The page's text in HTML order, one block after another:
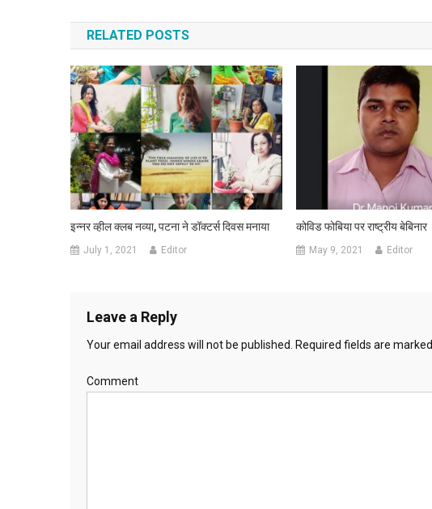
RELATED POSTS
इन्नर व्हील क्लब नव्या, पटना ने डॉक्टर्स दिवस मनाया
July 1, 2021 Editor
कोविड फोबिया पर राष्ट्रीय बेबिनार
May 9, 2021 Editor
Leave a Reply
Your email address will not be published. Required fields are marked
Comment